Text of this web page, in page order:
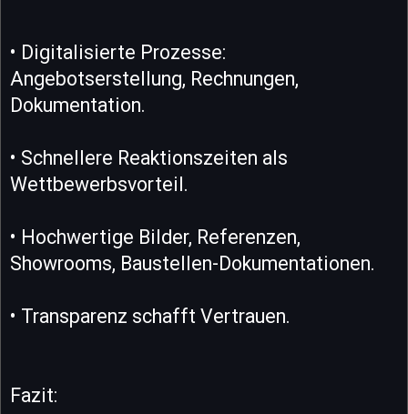
• Digitalisierte Prozesse:
Angebotserstellung, Rechnungen,
Dokumentation.
• Schnellere Reaktionszeiten als
Wettbewerbsvorteil.
• Hochwertige Bilder, Referenzen,
Showrooms, Baustellen-Dokumentationen.
• Transparenz schafft Vertrauen.
Fazit: